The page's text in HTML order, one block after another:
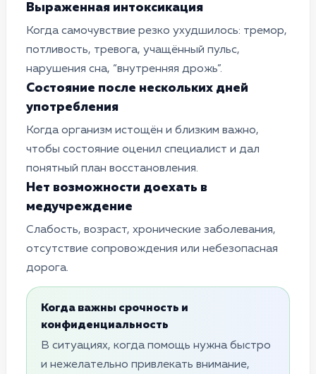
Выраженная интоксикация
Когда самочувствие резко ухудшилось: тремор,
потливость, тревога, учащённый пульс,
нарушения сна, “внутренняя дрожь”.
Состояние после нескольких дней
употребления
Когда организм истощён и близким важно,
чтобы состояние оценил специалист и дал
понятный план восстановления.
Нет возможности доехать в
медучреждение
Слабость, возраст, хронические заболевания,
отсутствие сопровождения или небезопасная
дорога.
Когда важны срочность и
конфиденциальность
В ситуациях, когда помощь нужна быстро
и нежелательно привлекать внимание,